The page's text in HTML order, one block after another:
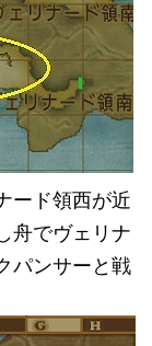
ード領西が近
舟でヴェリナ
パンサーと戦